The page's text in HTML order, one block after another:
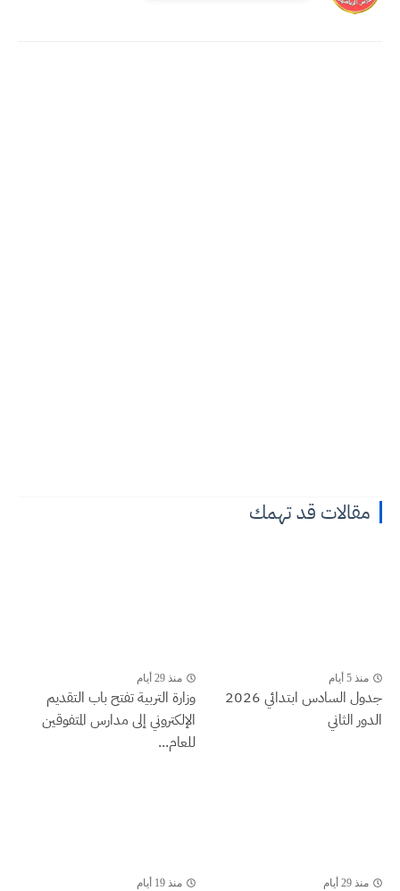
مقالات قد تهمك
منذ 5 أيام
جدول السادس ابتدائي 2026
الدور الثاني
منذ 29 أيام
وزارة التربية تفتح باب التقديم
الإلكتروني إلى مدارس المتفوقين
للعام...
منذ 29 أيام منذ 19 أيام